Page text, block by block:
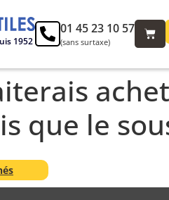
1952
01 45 23 10 57
(sans surtaxe)
que le